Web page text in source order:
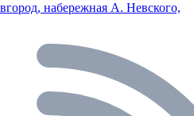
набережная А. Невского,